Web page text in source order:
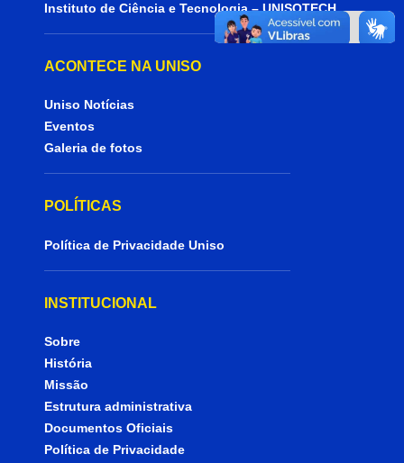
Instituto de Ciência e Tecnologia – UNISOTECH
ACONTECE NA UNISO
Uniso Notícias
Eventos
Galeria de fotos
POLÍTICAS
Política de Privacidade Uniso
INSTITUCIONAL
Sobre
História
Missão
Estrutura administrativa
Documentos Oficiais
Política de Privacidade